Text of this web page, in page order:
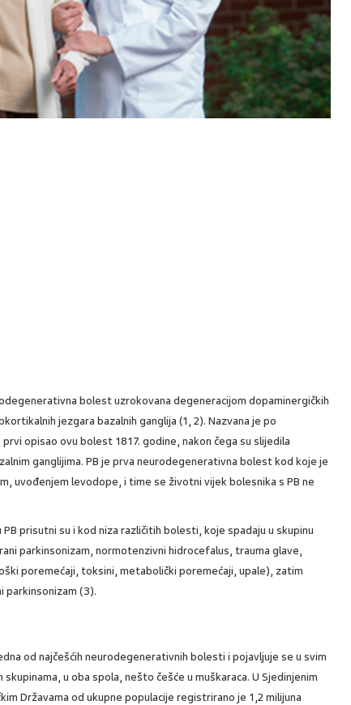
bolest uzrokovana degeneracijom dopaminergičkih
jezgara bazalnih ganglija (1, 2). Nazvana je po
opisao ovu bolest 1817. godine, nakon čega su slijedila
ganglijima. PB je prva neurodegenerativna bolest kod koje je
uvođenjem levodope, i time se životni vijek bolesnika s PB ne
prisutni su i kod niza različitih bolesti, koje spadaju u skupinu
parkinsonizam, normotenzivni hidrocefalus, trauma glave,
poremećaji, toksini, metabolički poremećaji, upale), zatim
(3).
od najčešćih neurodegenerativnih bolesti i pojavljuje se u svim
skupinama, u oba spola, nešto češće u muškaraca. U Sjedinjenim
Državama od ukupne populacije registrirano je 1,2 milijuna